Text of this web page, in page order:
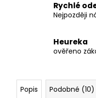
Rychlé
Nejpozději
Heureka
ověřeno
Popis Podobné (10)